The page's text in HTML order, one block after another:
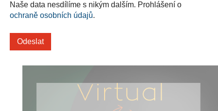
Naše data nesdílíme s nikým dalším. Prohlášení o
ochraně osobních údajů.